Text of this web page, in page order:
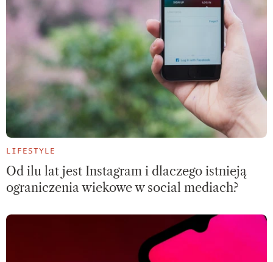
LIFESTYLE
Od ilu lat jest Instagram i dlaczego istnieją
ograniczenia wiekowe w social mediach?